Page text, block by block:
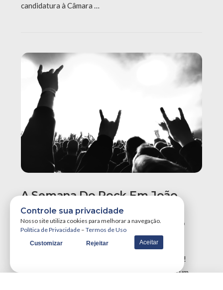
candidatura à Câmara …
A Semana Do Rock Em João
Pessoa Promete Um Dos
Maiores Finais De Semana Do
Ano!
A Semana do Rock em João Pessoa tá destruidora!
Simplesmente teremos três grandes eventos em um
Controle sua privacidade
Nosso site utiliza cookies para melhorar a navegação.
Política de Privacidade – Termos de Uso
Customizar Rejeitar Aceitar